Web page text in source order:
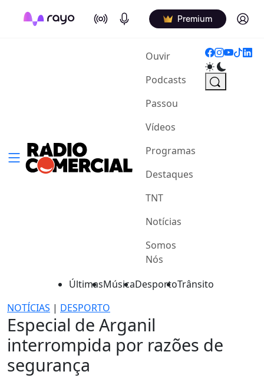
On Air Podcasts Premium Log in
Ouvir(current)
Podcasts
Passou
Vídeos
Programas
Destaques
TNT
Notícias
Somos
Nós
ÚltimasMúsicaDesportoTrânsito
NOTÍCIAS | DESPORTO
Especial de Arganil
interrompida por razões de
segurança